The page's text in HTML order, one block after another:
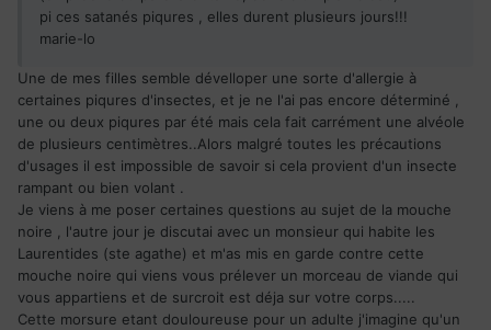
pi ces satanés piqures , elles durent plusieurs jours!!!
marie-lo
Une de mes filles semble dévelloper une sorte d'allergie à
certaines piqures d'insectes, et je ne l'ai pas encore déterminé ,
une ou deux piqures par été mais cela fait carrément une alvéole
de plusieurs centimètres..Alors malgré toutes les précautions
d'usages il est impossible de savoir si cela provient d'un insecte
rampant ou bien volant .
Je viens à me poser certaines questions au sujet de la mouche
noire , l'autre jour je discutai avec un monsieur qui habite les
Laurentides (ste agathe) et m'as mis en garde contre cette
mouche noire qui viens vous prélever un morceau de viande qui
vous appartiens et de surcroit est déja sur votre corps.....
Cette morsure etant douloureuse pour un adulte j'imagine qu'un